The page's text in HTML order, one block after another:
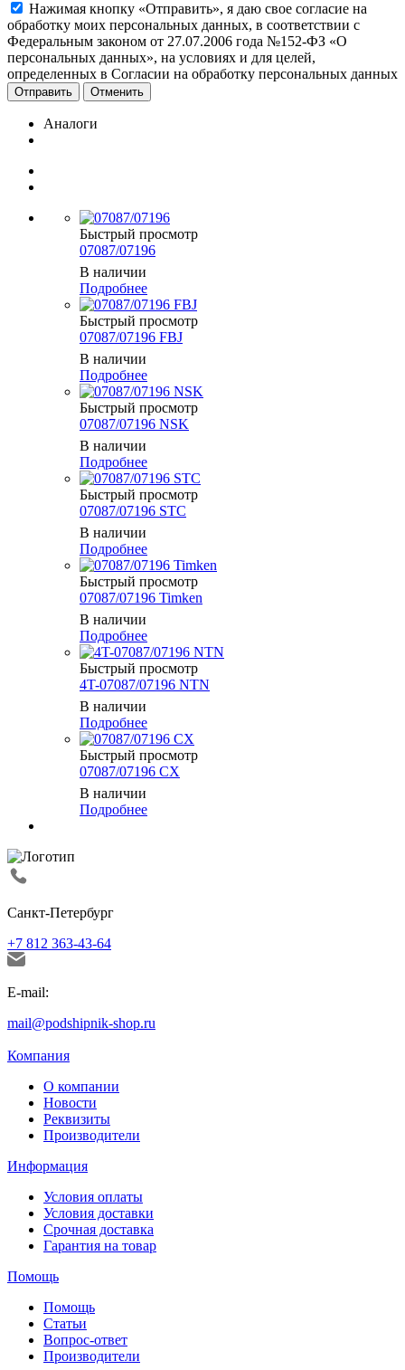
Нажимая кнопку «Отправить», я даю свое согласие на
обработку моих персональных данных, в соответствии с
Федеральным законом от 27.07.2006 года №152-ФЗ «О
персональных данных», на условиях и для целей,
определенных в Согласии на обработку персональных данных
Отменить
Аналоги
Быстрый просмотр
07087/07196
В наличии
Подробнее
Быстрый просмотр
07087/07196 FBJ
В наличии
Подробнее
Быстрый просмотр
07087/07196 NSK
В наличии
Подробнее
Быстрый просмотр
07087/07196 STC
В наличии
Подробнее
Быстрый просмотр
07087/07196 Timken
В наличии
Подробнее
Быстрый просмотр
4T-07087/07196 NTN
В наличии
Подробнее
Быстрый просмотр
07087/07196 CX
В наличии
Подробнее
Санкт-Петербург
+7 812 363-43-64
E-mail:
mail@podshipnik-shop.ru
Компания
О компании
Новости
Реквизиты
Производители
Информация
Условия оплаты
Условия доставки
Срочная доставка
Гарантия на товар
Помощь
Помощь
Статьи
Вопрос-ответ
Производители